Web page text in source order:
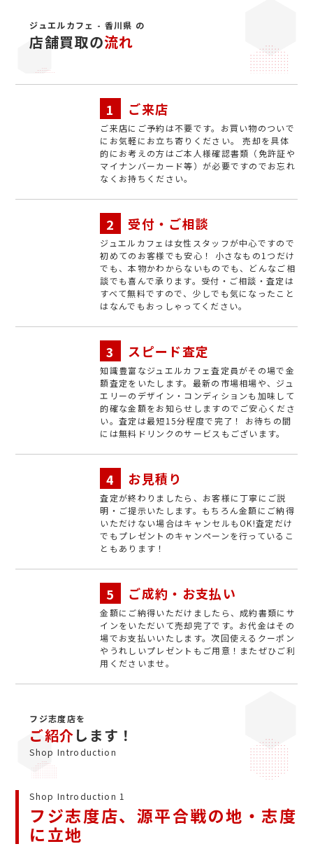
ジュエルカフェ - 香川県 の
店舗買取の流れ
ご来店
ご来店にご予約は不要です。お買い物のついで
にお気軽にお立ち寄りください。 売却を具体
的にお考えの方はご本人様確認書類（免許証や
マイナンバーカード等）が必要ですのでお忘れ
なくお持ちください。
受付・ご相談
ジュエルカフェは女性スタッフが中心ですので
初めてのお客様でも安心！ 小さなもの1つだけ
でも、本物かわからないものでも、どんなご相
談でも喜んで承ります。受付・ご相談・査定は
すべて無料ですので、少しでも気になったこと
はなんでもおっしゃってください。
スピード査定
知識豊富なジュエルカフェ査定員がその場で金
額査定をいたします。最新の市場相場や、ジュ
エリーのデザイン・コンディションも加味して
的確な金額をお知らせしますのでご安心くださ
い。査定は最短15分程度で完了！ お待ちの間
には無料ドリンクのサービスもございます。
お見積り
査定が終わりましたら、お客様に丁寧にご説
明・ご提示いたします。もちろん金額にご納得
いただけない場合はキャンセルもOK!査定だけ
でもプレゼントのキャンペーンを行っているこ
ともあります！
ご成約・お支払い
金額にご納得いただけましたら、成約書類にサ
インをいただいて売却完了です。お代金はその
場でお支払いいたします。次回使えるクーポン
やうれしいプレゼントもご用意！またぜひご利
用くださいませ。
フジ志度店を
ご紹介します！
Shop Introduction
Shop Introduction 1
フジ志度店、源平合戦の地・志度
に立地